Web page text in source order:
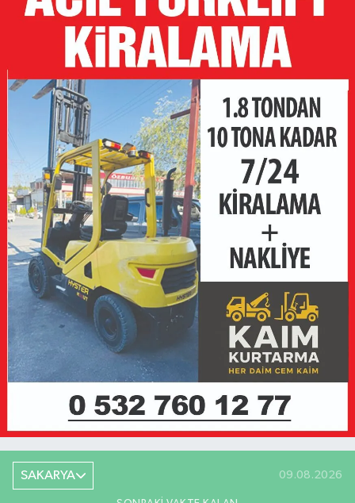
SAKARYA 09.08.2026